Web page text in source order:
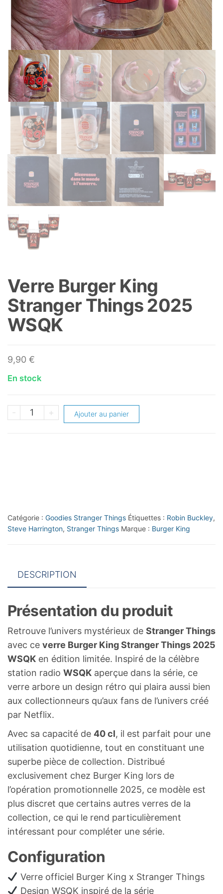
Verre Burger King
Stranger Things 2025
WSQK
9,90 €
En stock
-
quantité
WSQK
+ Ajouter au panier
Catégorie : Goodies Stranger Things Étiquettes : Robin Buckley,
Steve Harrington, Stranger Things Marque : Burger King
DESCRIPTION
Présentation du produit
Retrouve l’univers mystérieux de Stranger Things
avec ce verre Burger King Stranger Things 2025
WSQK en édition limitée. Inspiré de la célèbre
station radio WSQK aperçue dans la série, ce
verre arbore un design rétro qui plaira aussi bien
aux collectionneurs qu’aux fans de l’univers créé
par Netflix.
Avec sa capacité de 40 cl, il est parfait pour une
utilisation quotidienne, tout en constituant une
superbe pièce de collection. Distribué
exclusivement chez Burger King lors de
l’opération promotionnelle 2025, ce modèle est
plus discret que certains autres verres de la
collection, ce qui le rend particulièrement
intéressant pour compléter une série.
Configuration
Verre officiel Burger King x Stranger Things
Design WSQK inspiré de la série